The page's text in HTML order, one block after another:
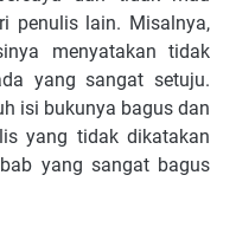
penulis lain. Misalnya,
menyatakan tidak
yang sangat setuju.
isi bukunya bagus dan
yang tidak dikatakan
yang sangat bagus